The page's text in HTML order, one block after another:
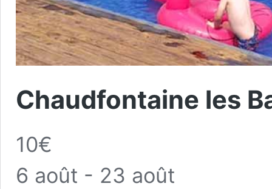
Chaudfontaine les
10€
6 août - 23 août